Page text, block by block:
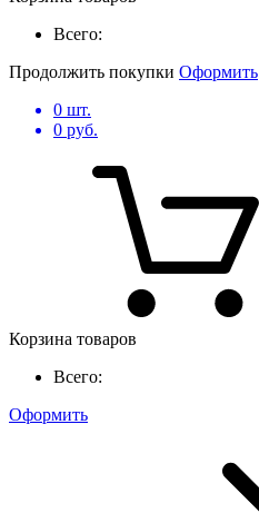
Всего:
Продолжить покупки Оформить
0 шт.
0 руб.
Корзина товаров
Всего:
Оформить